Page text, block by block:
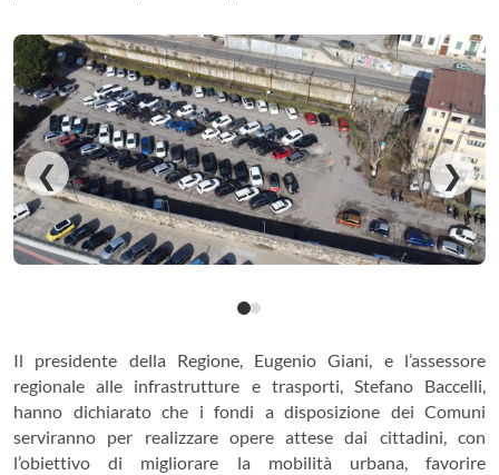
❮ ❯
Il presidente della Regione, Eugenio Giani, e l’assessore
regionale alle infrastrutture e trasporti, Stefano Baccelli,
hanno dichiarato che i fondi a disposizione dei Comuni
serviranno per realizzare opere attese dai cittadini, con
l’obiettivo di migliorare la mobilità urbana, favorire